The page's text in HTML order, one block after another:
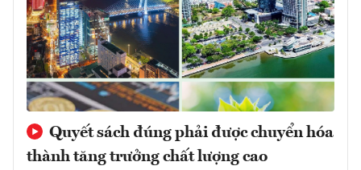
Quyết sách đúng phải được chuyển hóa
thành tăng trưởng chất lượng cao